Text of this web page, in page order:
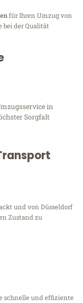
für Ihren Umzug von
bei der Qualität
in
Sorgfalt
und von Düsseldorf
Zustand zu
schnelle und effiziente